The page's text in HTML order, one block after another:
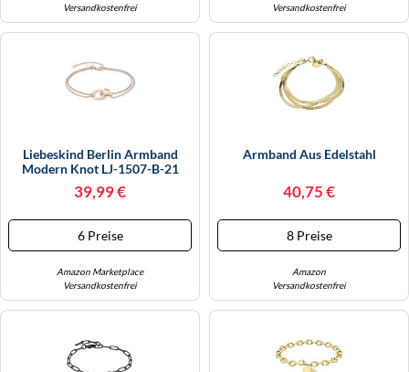
Versandkostenfrei
Versandkostenfrei
Liebeskind Berlin Armband
Modern Knot LJ-1507-B-21
Edelstahl IP Roségold Damen
One Size
39,99 €
6 Preise
Amazon Marketplace
Versandkostenfrei
Armband Aus Edelstahl
40,75 €
8 Preise
Amazon
Versandkostenfrei